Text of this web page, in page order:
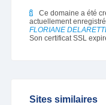
Ce domaine a été
actuellement
FLORIANE
Son certificat SSL
Sites similaires